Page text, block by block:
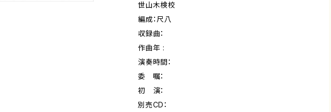
世山木検校
編成：尺八
収録曲：
作曲年 :
演奏時間：
委 嘱：
初 演：
別売CD：